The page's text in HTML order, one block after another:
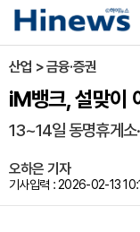
산업 > 금융·증권
iM뱅크, 설맞이
13~14일 동명휴게소
오하은 기자
기사입력 : 2026-02-13